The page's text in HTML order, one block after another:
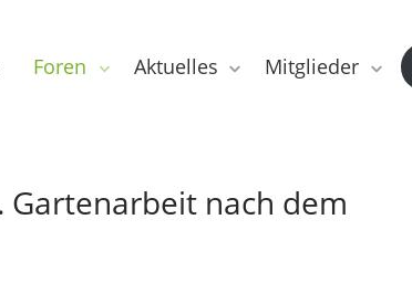
Foren Aktuelles Mitglieder
Gartenarbeit nach dem